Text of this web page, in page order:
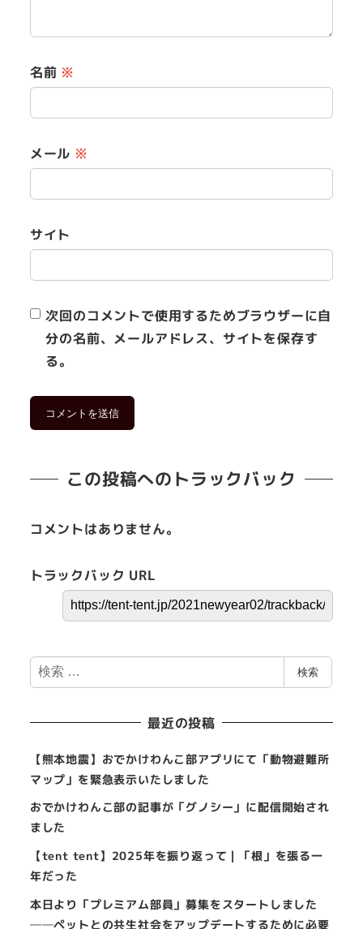
名前 ※
メール ※
サイト
次回のコメントで使用するためブラウザーに自
分の名前、メールアドレス、サイトを保存す
る。
この投稿へのトラックバック
コメントはありません。
トラックバック URL
検
索
検索
最近の投稿
【熊本地震】おでかけわんこ部アプリにて「動物避難所
マップ」を緊急表示いたしました
おでかけわんこ部の記事が「グノシー」に配信開始され
ました
【tent tent】2025年を振り返って｜「根」を張る一
年だった
本日より「プレミアム部員」募集をスタートしました
──ペットとの共生社会をアップデートするために必要